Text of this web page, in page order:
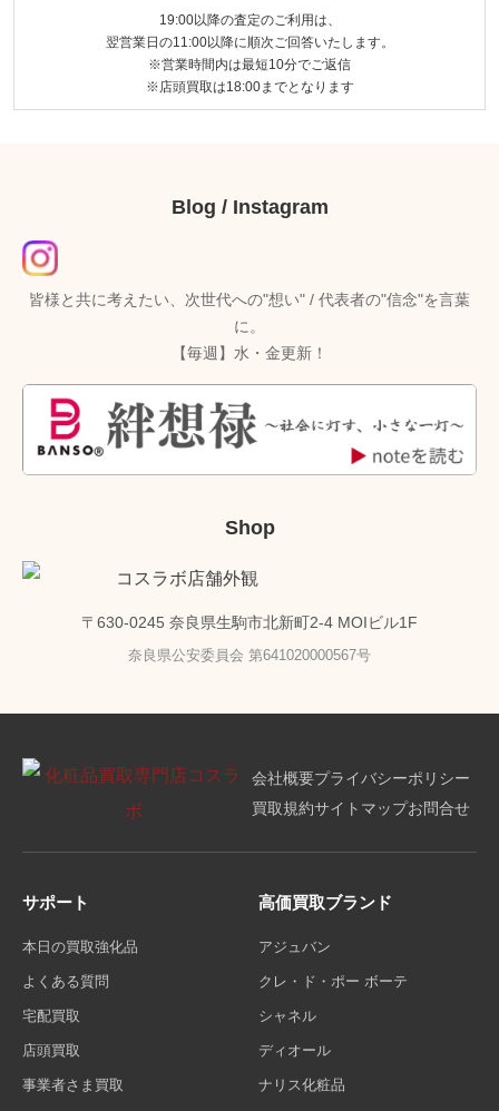
19:00以降の査定のご利用は、
翌営業日の11:00以降に順次ご回答いたします。
※営業時間内は最短10分でご返信
※店頭買取は18:00までとなります
Blog / Instagram
皆様と共に考えたい、次世代への"想い" / 代表者の"信念"を言葉
に。
【毎週】水・金更新！
Shop
〒630-0245 奈良県生駒市北新町2-4 MOIビル1F
奈良県公安委員会 第641020000567号
会社概要プライバシーポリシー
買取規約サイトマップお問合せ
サポート
本日の買取強化品
よくある質問
宅配買取
店頭買取
事業者さま買取
高価買取ブランド
アジュバン
クレ・ド・ポー ボーテ
シャネル
ディオール
ナリス化粧品